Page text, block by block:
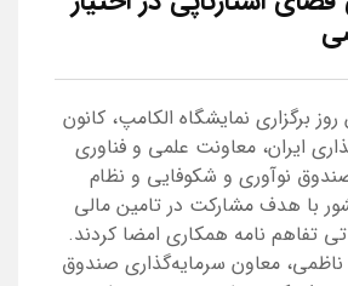
برگزاری نمایشگاه الکامپ، کانون
ایران، معاونت علمی و فناوری
نوآوری و شکوفایی و نظام
با هدف مشارکت در تامین مالی
تفاهم نامه همکاری امضا کردند.
معاون سرمایه‌گذاری صندوق